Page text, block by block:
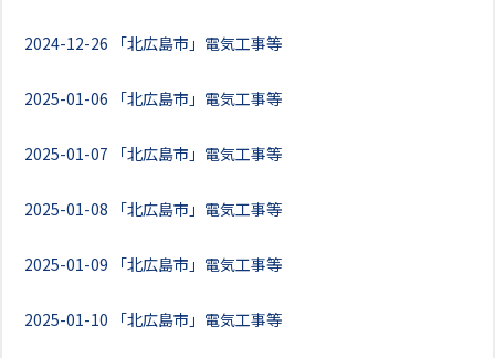
2024-12-26 「北広島市」電気工事等
2025-01-06 「北広島市」電気工事等
2025-01-07 「北広島市」電気工事等
2025-01-08 「北広島市」電気工事等
2025-01-09 「北広島市」電気工事等
2025-01-10 「北広島市」電気工事等